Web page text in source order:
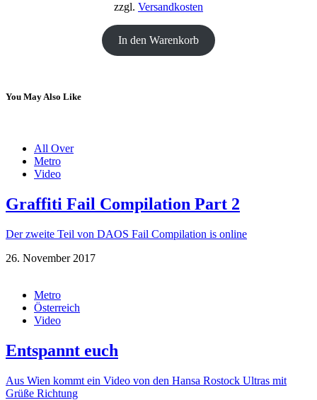
zzgl. Versandkosten
In den Warenkorb
You May Also Like
All Over
Metro
Video
Graffiti Fail Compilation Part 2
Der zweite Teil von DAOS Fail Compilation is online
26. November 2017
Metro
Österreich
Video
Entspannt euch
Aus Wien kommt ein Video von den Hansa Rostock Ultras mit
Grüße Richtung